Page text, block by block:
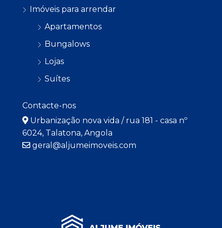
Imóveis para arrendar
Apartamentos
Bungalows
Lojas
Suítes
Contacte-nos
Urbanização nova vida / rua 181 - casa nº
6024, Talatona, Angola
geral@aljumeimoveis.com